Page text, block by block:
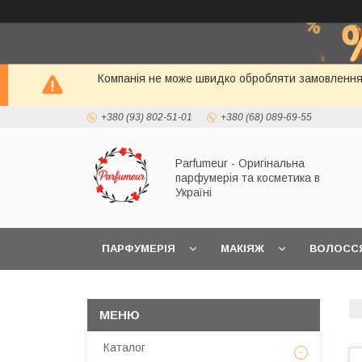
Компанія не може швидко обробляти
+380 (93) 802-51-01 +380 (68) 089-69-55
Parfumeur - Оригінальна
парфумерія та косметика в
Україні
ПАРФУМЕРІЯ МАКІЯЖ
Каталог